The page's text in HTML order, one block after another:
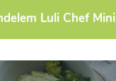
Luli Chef Mini